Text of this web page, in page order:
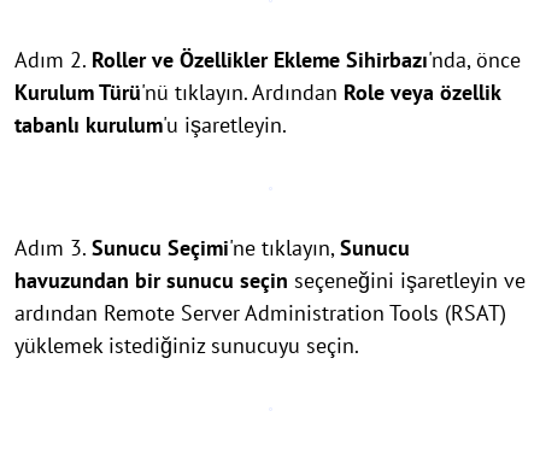
Adım 2. Roller ve Özellikler Ekleme Sihirbazı'nda, önce
Kurulum Türü'nü tıklayın. Ardından Role veya özellik
tabanlı kurulum'u işaretleyin.
Adım 3. Sunucu Seçimi'ne tıklayın,Sunucu
havuzundan bir sunucu seçin seçeneğini işaretleyin ve
ardından Remote Server Administration Tools (RSAT)
yüklemek istediğiniz sunucuyu seçin.